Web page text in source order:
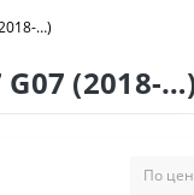
…)
(2018-